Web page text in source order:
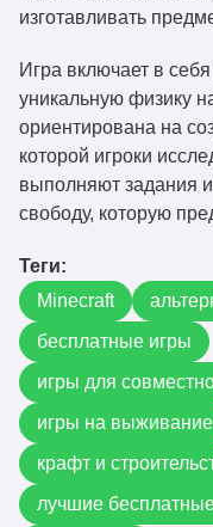
изготавливать
Игра включает в
уникальную физику
ориентирована на
которой игроки
выполняют задания
свободу, которую
Теги:
Minecraft
бесплатные игры
игры для
игры на выживание
крафт и
лучшие